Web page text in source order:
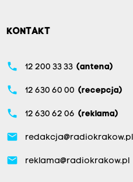
KONTAKT
phone 12 200 33 33 (antena)
phone 12 630 60 00 (recepcja)
phone 12 630 62 06 (reklama)
email redakcja@radiokrakow.pl
email reklama@radiokrakow.pl